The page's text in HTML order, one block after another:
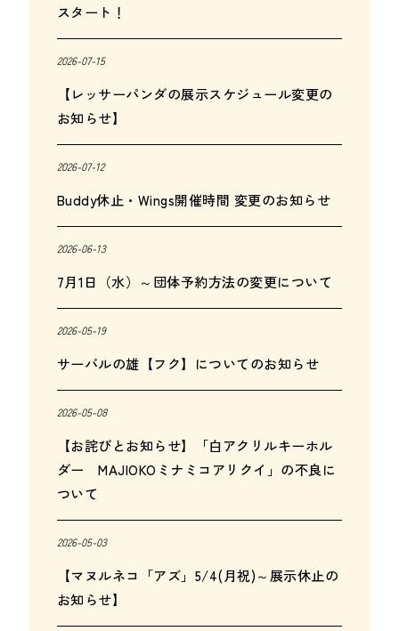
スタート！
2026-07-15
【レッサーパンダの展示スケジュール変更の
お知らせ】
2026-07-12
Buddy休止・Wings開催時間 変更のお知らせ
2026-06-13
7月1日（水）～団体予約方法の変更について
2026-05-19
サーバルの雄【フク】についてのお知らせ
2026-05-08
【お詫びとお知らせ】「白アクリルキーホル
ダー MAJIOKOミナミコアリクイ」の不良に
ついて
2026-05-03
【マヌルネコ「アズ」5/4(月祝)～展示休止の
お知らせ】